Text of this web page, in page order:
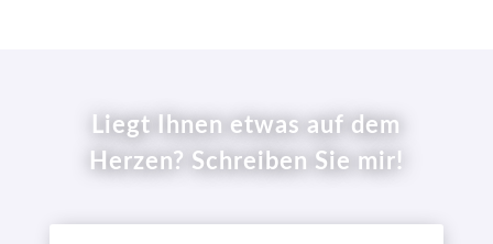
Liegt Ihnen etwas auf dem
Herzen? Schreiben Sie mir!